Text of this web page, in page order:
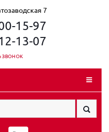
7
15-97
13-07
ЗВОНОК
0